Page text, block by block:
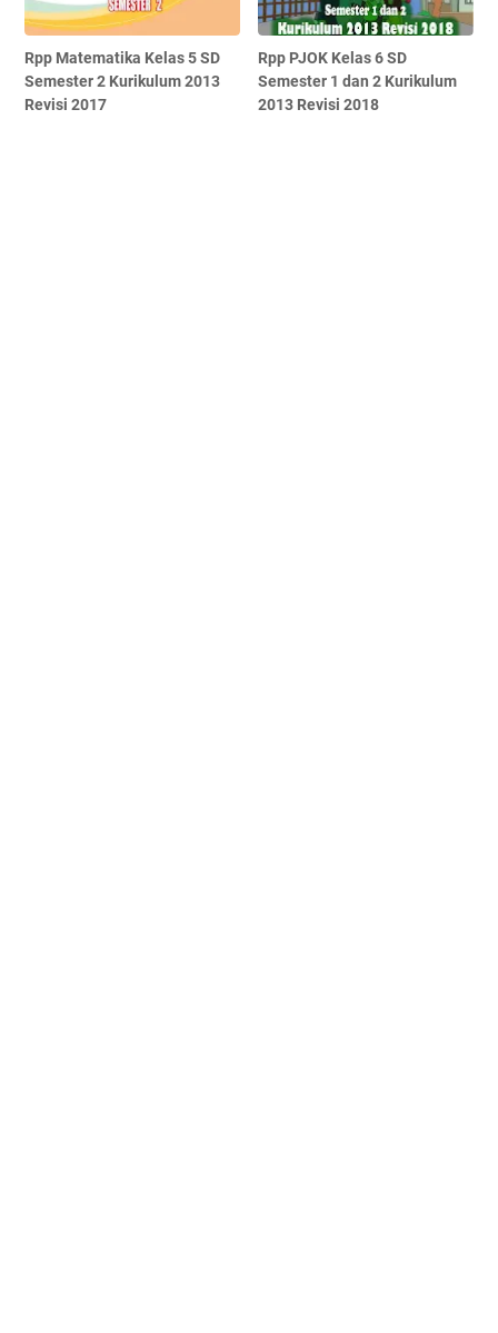
Rpp Matematika Kelas 5 SD
Semester 2 Kurikulum 2013
Revisi 2017
Rpp PJOK Kelas 6 SD
Semester 1 dan 2 Kurikulum
2013 Revisi 2018